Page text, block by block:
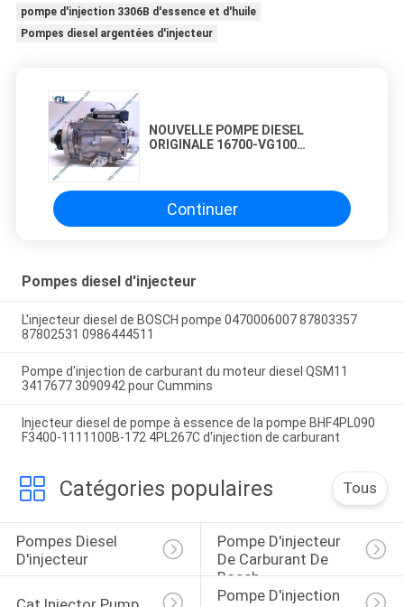
pompe d'injection 3306B d'essence et d'huile
Pompes diesel argentées d'injecteur
NOUVELLE POMPE DIESEL
ORIGINALE 16700-VG100
NISSAN ZD30 DTi 3,0 litres
Continuer
Pompes diesel d'injecteur
L'injecteur diesel de BOSCH pompe 0470006007 87803357
87802531 0986444511
Pompe d'injection de carburant du moteur diesel QSM11
3417677 3090942 pour Cummins
Injecteur diesel de pompe à essence de la pompe BHF4PL090
F3400-1111100B-172 4PL267C d'injection de carburant
Catégories populaires Tous
Pompes Diesel
D'injecteur
Pompe D'injecteur
De Carburant De
Bosch
Pompe D'injection